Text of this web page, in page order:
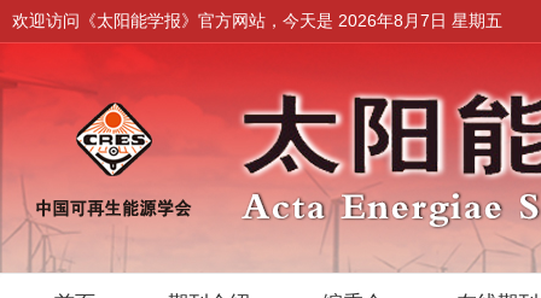
欢迎访问《太阳能学报》官方网站，今天是 2026年8月7日 星期五